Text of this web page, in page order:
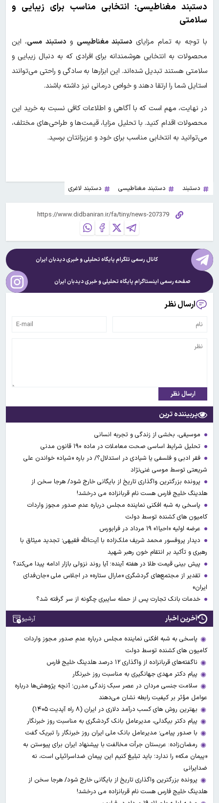
دستبند مغناطیسی: انتخابی مناسب برای زیبایی و
سلامتی
با توجه به تمام مزایای دستبند مغناطیسی و دستبند مسی، این
محصولات به انتخابی هوشمندانه برای افرادی که به دنبال زیبایی و
سلامتی هستند تبدیل شده‌اند. این ابزارها به سادگی و راحتی می‌توانند
استایل شما را ارتقا دهند و خواص درمانی نیز داشته باشند.
در نهایت، مهم است که با آگاهی و اطلاعات کافی نسبت به خرید این
محصولات اقدام کنید. با تحلیل مزایا، قیمت‌ها و طراحی‌های مختلف،
می‌توانید به انتخابی مناسب برای خود و عزیزانتان برسید.
دستبند دستبند مغناطیسی دستبند لاغری
کانال رسمی تلگرام پایگاه تحلیلی و خبریدیدبان ایران
صفحه رسمی اینستاگرام پایگاه تحلیلی و خبریدیدبان ایران
ارسال نظر
ارسال نظر
پربیننده ترین
موسیقی، بخشی از زندگی و تجربه انسانی
تحلیل شرایط اساسی صحت معاملات در ماده ۱۹۰ قانون مدنی
فقر ادبی و فلسفی یا شیادی در استدلال؟/ در باره «شیاد» خواندن علی
شریعتی توسط موسی غنی‌نژاد
پرونده بزرگترین واگذاری تاریخ از بایگانی خارج شود/ هرجا سخن از
هلدینگ خلیج فارس هست نام قربانزاده می درخشد!
پاسخی به شبه افکنی نماینده مجلس درباره عدم صدور مجوز واردات
کامیون های کشنده توسط دولت
عرضه اولیه «احیا۱» ۱۹ مرداد در فرابورس
دیدار پروفسور محمد شریف ملک‌زاده با آیت‌الله فقیهی؛ تجدید میثاق با
رهبری و تأکید بر انتقام خون رهبر شهید
پیش بینی قیمت طلا در هفته آینده؛ آیا روند نزولی بازار ادامه پیدا می‌کند؟
تقدیر از مجتمع‌های گردشگری «مارال ستاره» در اجلاس ملی «جان‌فدای
ایران»
خدمات بانک تجارت پس از حمله سایبری چگونه از سر گرفته شد؟
آخرین اخبار آرشیو
پاسخی به شبه افکنی نماینده مجلس درباره عدم صدور مجوز واردات
کامیون های کشنده توسط دولت
ناگفته‌های قربانزاده از واگذاری ۱۲ درصد هلدینگ خلیج فارس
پیام دکتر مهدی جهانگیری به مناسبت روز خبرنگار
سلامت جنسی مردان در عصر سبک زندگی مدرن؛ آنچه پژوهش‌ها درباره
عوامل مؤثر بر کیفیت رابطه نشان می‌دهند
بهترین روش های کسب درآمد دلاری در ایران (۸ راه آپدیت ۱۴۰۵)
پیام دکتر بیگدلی، مدیرعامل بانک گردشگری به مناسبت روز خبرنگار
با صدور پیامی؛ مدیرعامل بانک ملی ایران روز خبرنگار را تبریک گفت
رمضان‌زاده: عربستان جرأت مخالفت با پیشنهاد ایران برای پیوستن به
«پیمان مکه» را ندارد؛ باید تبلیغ کنیم این پیمان ضداسرائیلی است، نه
ضدایرانی
پرونده بزرگترین واگذاری تاریخ از بایگانی خارج شود/ هرجا سخن از
هلدینگ خلیج فارس هست نام قربانزاده می درخشد!